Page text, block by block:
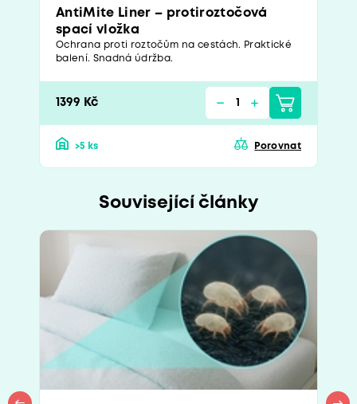
AntiMite Liner – protiroztočová
spací vložka
Ochrana proti roztočům na cestách. Praktické
balení. Snadná údržba.
1399 Kč
>5 ks Porovnat
Související články